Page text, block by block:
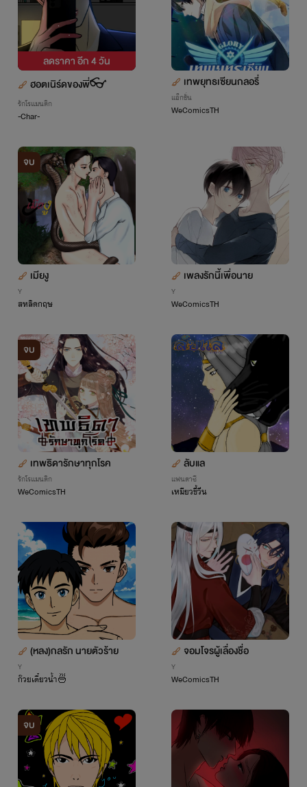
ลดราคา อีก4 วัน
ฮอตเนิร์ดของพี่👓
รักโรแมนติก
-Char-
เทพยุทธเซียนกลอรี่
แอ็กชั่น
WeComicsTH
จบ
เมียงู
Y
สหลิดกฤษ
เพลงรักนี้เพื่อนาย
Y
WeComicsTH
จบ
เทพธิดารักษาทุกโรค
รักโรแมนติก
WeComicsTH
ลับแล
แฟนตาซี
เหมียวขี้วีน
(หลง)กลรัก นายตัวร้าย
Y
ก๊วยเตี๋ยวน้ำ🍜
จอมโจรผู้เลื่องชื่อ
Y
WeComicsTH
จบ